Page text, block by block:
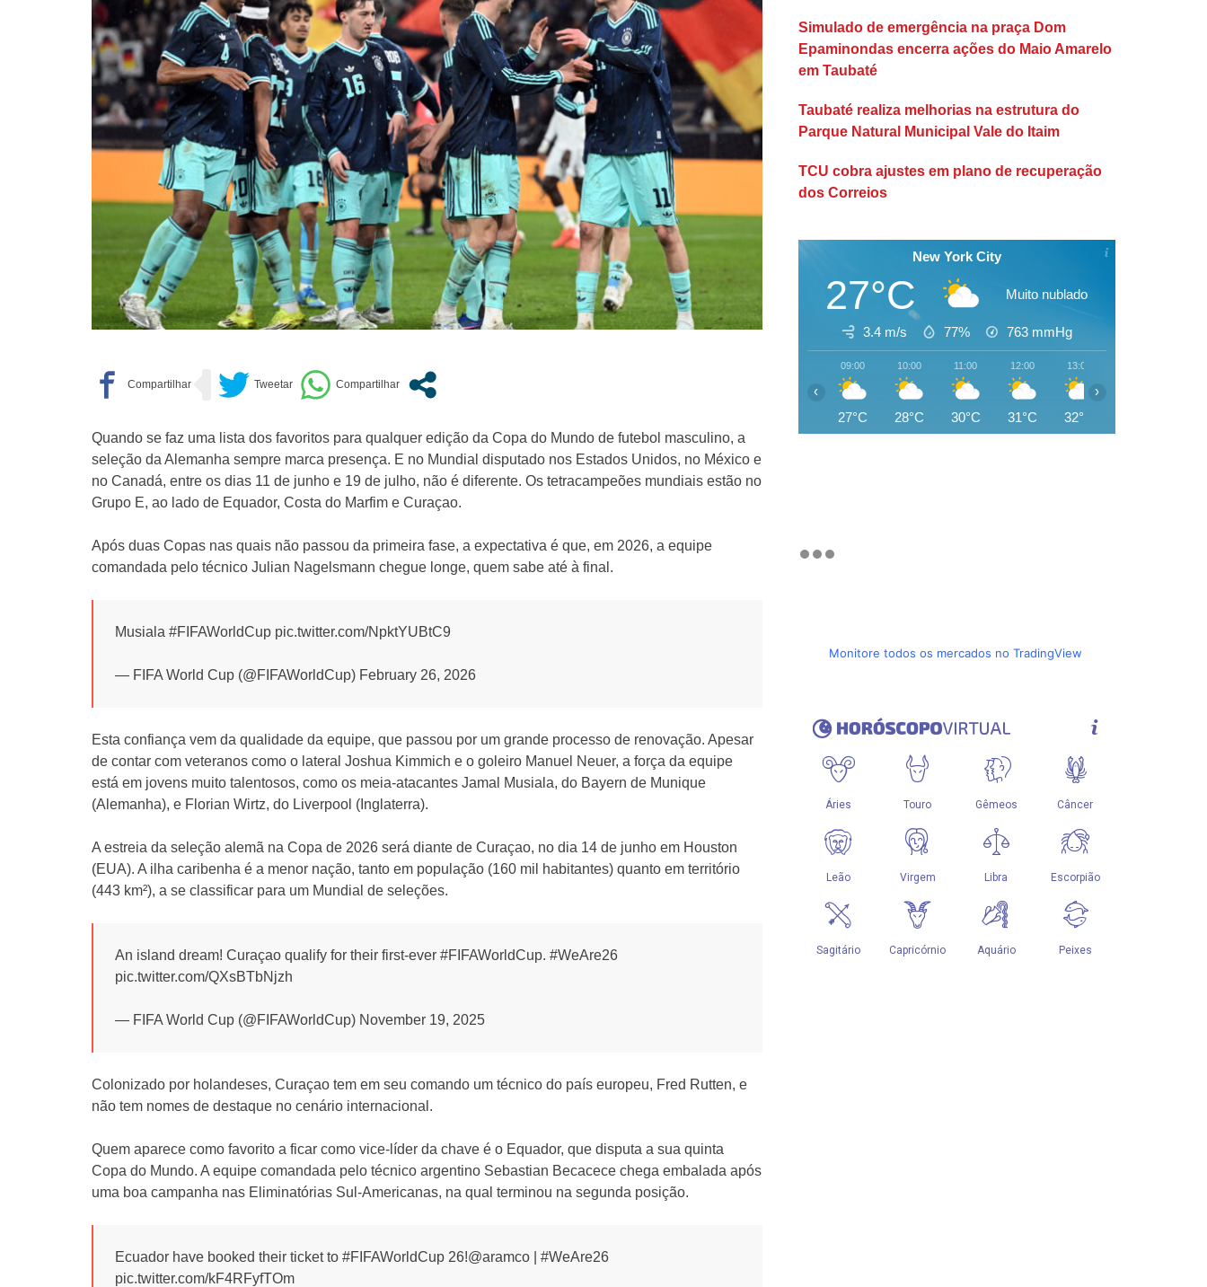
Quando se faz uma lista dos favoritos para qualquer edição da Copa do Mundo de futebol masculino, a
seleção da Alemanha sempre marca presença. E no Mundial disputado nos Estados Unidos, no México e
no Canadá, entre os dias 11 de junho e 19 de julho, não é diferente. Os tetracampeões mundiais estão no
Grupo E, ao lado de Equador, Costa do Marfim e Curaçao.
Após duas Copas nas quais não passou da primeira fase, a expectativa é que, em 2026, a equipe
comandada pelo técnico Julian Nagelsmann chegue longe, quem sabe até à final.
Musiala #FIFAWorldCup pic.twitter.com/NpktYUBtC9
— FIFA World Cup (@FIFAWorldCup) February 26, 2026
Esta confiança vem da qualidade da equipe, que passou por um grande processo de renovação. Apesar
de contar com veteranos como o lateral Joshua Kimmich e o goleiro Manuel Neuer, a força da equipe
está em jovens muito talentosos, como os meia-atacantes Jamal Musiala, do Bayern de Munique
(Alemanha), e Florian Wirtz, do Liverpool (Inglaterra).
A estreia da seleção alemã na Copa de 2026 será diante de Curaçao, no dia 14 de junho em Houston
(EUA). A ilha caribenha é a menor nação, tanto em população (160 mil habitantes) quanto em território
(443 km²), a se classificar para um Mundial de seleções.
An island dream! Curaçao qualify for their first-ever #FIFAWorldCup. #WeAre26
pic.twitter.com/QXsBTbNjzh
— FIFA World Cup (@FIFAWorldCup) November 19, 2025
Colonizado por holandeses, Curaçao tem em seu comando um técnico do país europeu, Fred Rutten, e
não tem nomes de destaque no cenário internacional.
Quem aparece como favorito a ficar como vice-líder da chave é o Equador, que disputa a sua quinta
Copa do Mundo. A equipe comandada pelo técnico argentino Sebastian Becacece chega embalada após
uma boa campanha nas Eliminatórias Sul-Americanas, na qual terminou na segunda posição.
Ecuador have booked their ticket to #FIFAWorldCup 26!@aramco | #WeAre26
pic.twitter.com/kF4RFyfTOm
Simulado de emergência na praça Dom
Epaminondas encerra ações do Maio Amarelo
em Taubaté
Taubaté realiza melhorias na estrutura do
Parque Natural Municipal Vale do Itaim
TCU cobra ajustes em plano de recuperação
dos Correios
New York City
27°C Muito nublado
3.4 m/s 77% 763 mmHg
09:00
27°C
10:00
28°C
11:00
30°C
12:00
31°C
13:00
32°C
‹ ›
Monitore todos os mercados no TradingView